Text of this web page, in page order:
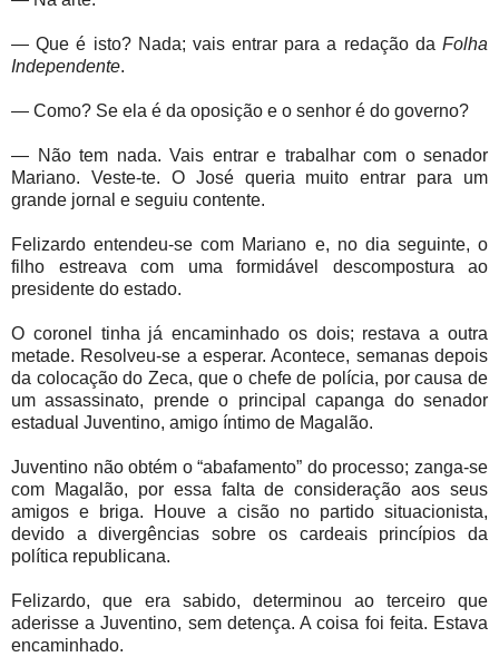
— Que é isto? Nada; vais entrar para a redação da Folha
Independente.
— Como? Se ela é da oposição e o senhor é do governo?
— Não tem nada. Vais entrar e trabalhar com o senador
Mariano. Veste-te. O José queria muito entrar para um
grande jornal e seguiu contente.
Felizardo entendeu-se com Mariano e, no dia seguinte, o
filho estreava com uma formidável descompostura ao
presidente do estado.
O coronel tinha já encaminhado os dois; restava a outra
metade. Resolveu-se a esperar. Acontece, semanas depois
da colocação do Zeca, que o chefe de polícia, por causa de
um assassinato, prende o principal capanga do senador
estadual Juventino, amigo íntimo de Magalão.
Juventino não obtém o “abafamento” do processo; zanga-se
com Magalão, por essa falta de consideração aos seus
amigos e briga. Houve a cisão no partido situacionista,
devido a divergências sobre os cardeais princípios da
política republicana.
Felizardo, que era sabido, determinou ao terceiro que
aderisse a Juventino, sem detença. A coisa foi feita. Estava
encaminhado.